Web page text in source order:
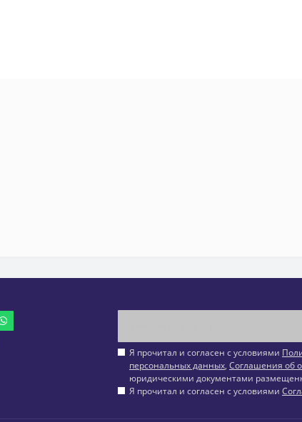
Я прочитал и согласен с условиями
персональных данных, Соглашения об
юридическими документами
Я прочитал и согласен с условиями